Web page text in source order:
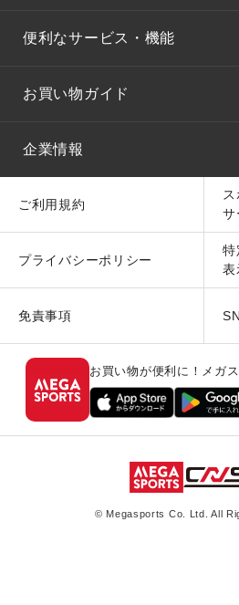
便利なサービス・機能
お買い物ガイド
企業情報
ご利用規約
サ
プライバシーポリシー
特
表
免責事項
お買い物が便利に！メガ
© Megasports Co. Ltd. All